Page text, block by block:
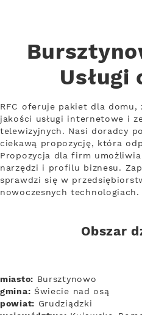
Usługi
RFC oferuje pakiet dla domu,
jakości usługi internetowe i
telewizyjnych. Nasi doradcy
ciekawą propozycję, która
Propozycja dla firm
narzędzi i profilu biznesu.
sprawdzi się w
nowoczesnych technologiach.
Obszar
miasto: Bursztynowo
gmina: Świecie nad osą
powiat: Grudziądzki